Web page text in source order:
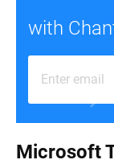
with
Microsoft